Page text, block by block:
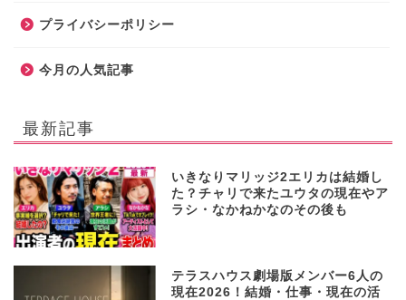
プライバシーポリシー
今月の人気記事
最新記事
いきなりマリッジ2エリカは結婚し
た？チャリで来たユウタの現在やア
ラシ・なかねかなのその後も
テラスハウス劇場版メンバー6人の
現在2026！結婚・仕事・現在の活